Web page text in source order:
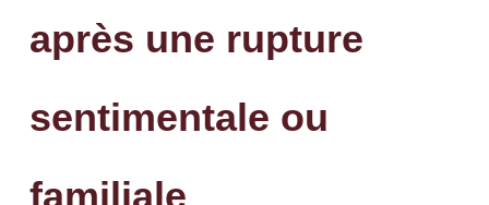
après une rupture
sentimentale ou
familiale